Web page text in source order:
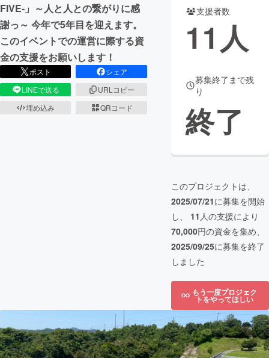
CAMPFIRE for Social Good
CAMPFIRE Creation
CAMPFIREふるさと納税
コミュニティ
FIVE-」～人と人との繋がりに感
謝っ～ 今年で5年目を迎えます。
このイベントでの運営に際する資
金の支援をお願いします！
ポスト
シェア
LINEで送る
URLコピー
埋め込み
QRコード
支援者数
11 人
募集終了まで残
り
終了
このプロジェクトは、
2025/07/21に募集を開始
し、 11 人の支援により
70,000円の資金を集め、
2025/09/25に募集を終了
しました
もう一度プロジェク
トをやってほしい